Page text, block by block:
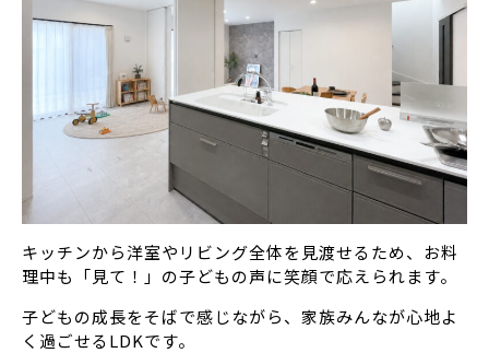
キッチンから洋室やリビング全体を見渡せるため、お料
理中も「見て！」の子どもの声に笑顔で応えられます。
子どもの成長をそばで感じながら、家族みんなが心地よ
く過ごせるLDKです。